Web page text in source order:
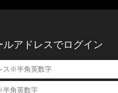
ルアドレスでログイン